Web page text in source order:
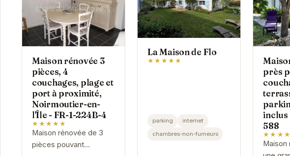
Maison rénovée 3
pièces, 4
couchages, plage et
port à proximité,
Noirmoutier-en-
l'Île - FR-1-224B-4
★★★★★
Maison rénovée de 3
pièces pouvant
La Maison de Flo
★★★★★
parking
internet
chambres-non-fumeurs
près
inclus
588
Maison